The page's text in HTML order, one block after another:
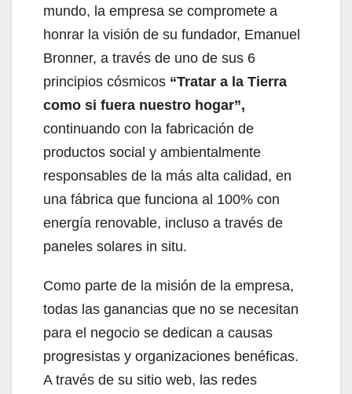
mundo, la empresa se compromete a
honrar la visión de su fundador, Emanuel
Bronner, a través de uno de sus 6
principios cósmicos “Tratar a la Tierra
como si fuera nuestro hogar”,
continuando con la fabricación de
productos social y ambientalmente
responsables de la más alta calidad, en
una fábrica que funciona al 100% con
energía renovable, incluso a través de
paneles solares in situ.
Como parte de la misión de la empresa,
todas las ganancias que no se necesitan
para el negocio se dedican a causas
progresistas y organizaciones benéficas.
A través de su sitio web, las redes